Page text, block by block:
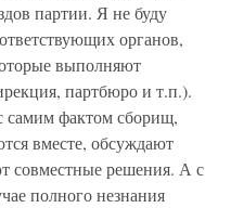
партии. Я не буду
органов,
выполняют
партбюро и т.п.).
самим фактом сборищ,
вместе, обсуждают
совместные решения. А с
полного незнания